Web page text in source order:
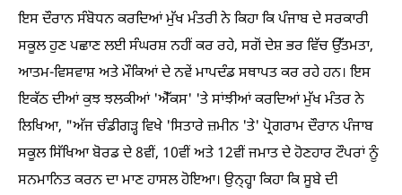
ਇਸ ਦੌਰਾਨ ਸੰਬੋਧਨ ਕਰਦਿਆਂ ਮੁੱਖ ਮੰਤਰੀ ਨੇ ਕਿਹਾ ਕਿ ਪੰਜਾਬ ਦੇ ਸਰਕਾਰੀ
ਸਕੂਲ ਹੁਣ ਪਛਾਣ ਲਈ ਸੰਘਰਸ਼ ਨਹੀਂ ਕਰ ਰਹੇ, ਸਗੋਂ ਦੇਸ਼ ਭਰ ਵਿੱਚ ਉੱਤਮਤਾ,
ਆਤਮ-ਵਿਸਵਾਸ਼ ਅਤੇ ਮੌਕਿਆਂ ਦੇ ਨਵੇਂ ਮਾਪਦੰਡ ਸਥਾਪਤ ਕਰ ਰਹੇ ਹਨ। ਇਸ
ਇਕੱਠ ਦੀਆਂ ਕੁਝ ਝਲਕੀਆਂ 'ਐੱਕਸ' 'ਤੇ ਸਾਂਝੀਆਂ ਕਰਦਿਆਂ ਮੁੱਖ ਮੰਤਰ ਨੇ
ਲਿਖਿਆ, "ਅੱਜ ਚੰਡੀਗੜ੍ਹ ਵਿਖੇ 'ਸਿਤਾਰੇ ਜ਼ਮੀਨ 'ਤੇ' ਪ੍ਰੋਗਰਾਮ ਦੌਰਾਨ ਪੰਜਾਬ
ਸਕੂਲ ਸਿੱਖਿਆ ਬੋਰਡ ਦੇ 8ਵੀਂ, 10ਵੀਂ ਅਤੇ 12ਵੀਂ ਜਮਾਤ ਦੇ ਹੋਣਹਾਰ ਟੌਪਰਾਂ ਨੂੰ
ਸਨਮਾਨਿਤ ਕਰਨ ਦਾ ਮਾਣ ਹਾਸਲ ਹੋਇਆ। ਉਨ੍ਹ੍ਹਾ ਕਿਹਾ ਕਿ ਸੂਬੇ ਦੀ